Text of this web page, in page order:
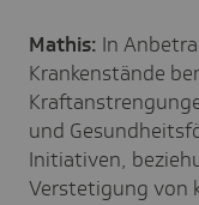
Mathis: In
Krankenstände
und
Initiativen,
Verstetigung von